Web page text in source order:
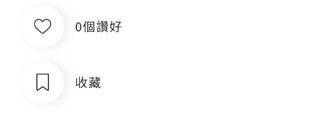
0個讚好
收藏